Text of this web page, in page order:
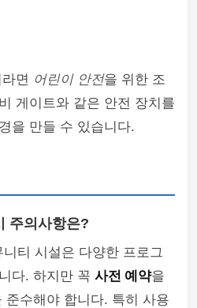
면 어린이 안전을 위한 조
게이트와 같은 안전 장치를
을 만들 수 있습니다.
주의사항은?
티 시설은 다양한 프로그
다. 하지만 꼭 사전 예약을
수해야 합니다. 특히 사용